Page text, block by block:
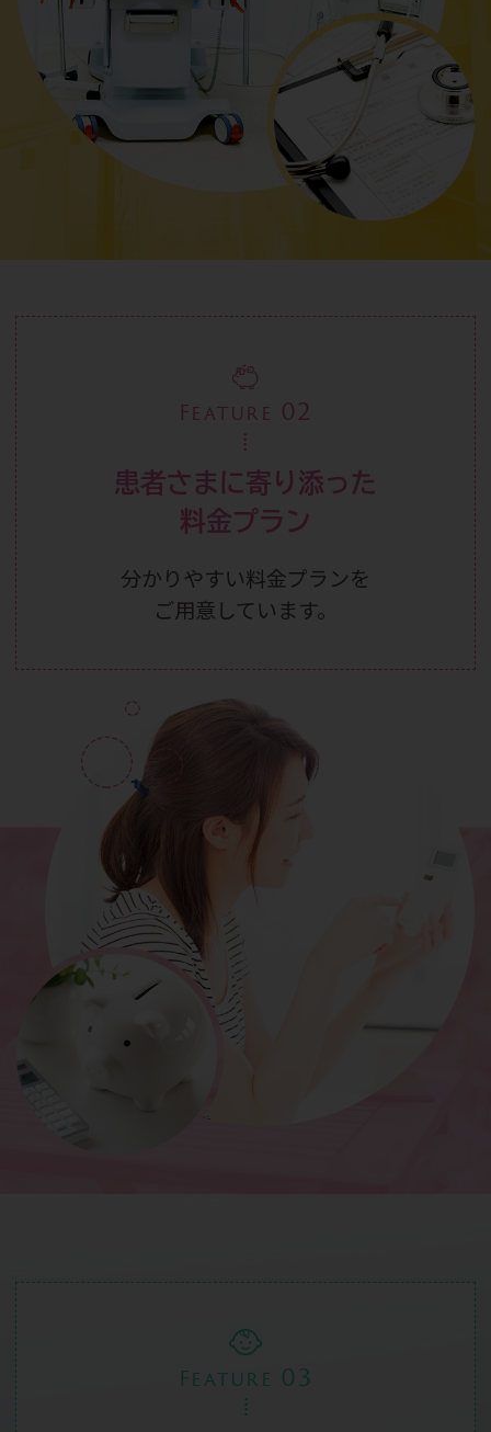
Feature 02
患者さまに寄り添った
料金プラン
分かりやすい料金プランを
ご用意しています。
Feature 03